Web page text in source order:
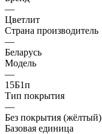
—
Цветлит
Страна производитель
—
Беларусь
Модель
—
15Б1п
Тип покрытия
—
Без покрытия (жёлтый)
Базовая единица